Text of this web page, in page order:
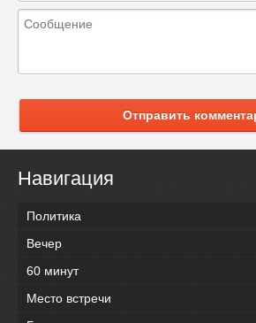
Отправить
Навигация
Политика
Вечер
60 минут
Место встречи